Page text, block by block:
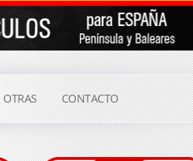
OTRAS CONTACTO